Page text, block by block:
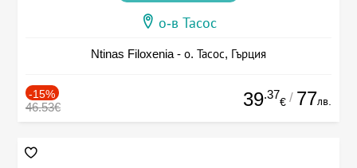
о-в Тасос
Ntinas Filoxenia - о. Тасос, Гърция
-15%
46.53€ 39.37
€ / 77лв.